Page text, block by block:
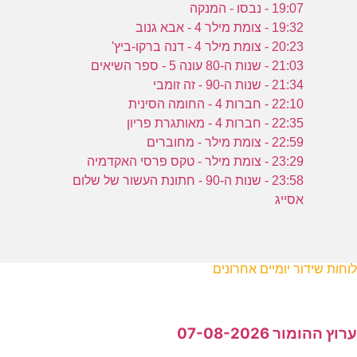
19:07 - נבסו - המנקה
19:32 - צומת מילר 4 - אבא גנוב
20:23 - צומת מילר 4 - דנה ברקו-ביץ'
21:03 - שנות ה-80 עונה 5 - ספר השיאים
21:34 - שנות ה-90 - זה זומבי
22:10 - חברות 4 - החומה הסינית
22:35 - חברות 4 - מאותגרת פריון
22:59 - צומת מילר - מחוברים
23:29 - צומת מילר - טקס פרסי האקדמיה
23:58 - שנות ה-90 - חתונת העשור של שלום
אסייג
לוחות שידור יומיים אחרונים
ערוץ ההומור 07-08-2026